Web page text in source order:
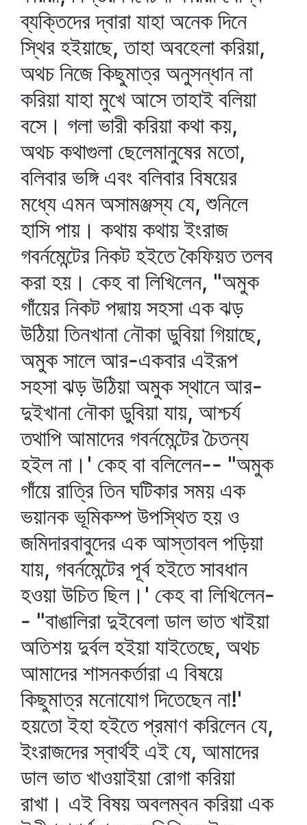
ব্যক্তিদের দ্বারা যাহা অনেক দিনে
স্থির হইয়াছে, তাহা অবহেলা করিয়া,
অথচ নিজে কিছুমাত্র অনুসন্ধান না
করিয়া যাহা মুখে আসে তাহাই বলিয়া
বসে। গলা ভারী করিয়া কথা কয়,
অথচ কথাগুলা ছেলেমানুষের মতো,
বলিবার ভঙ্গি এবং বলিবার বিষয়ের
মধ্যে এমন অসামঞ্জস্য যে, শুনিলে
হাসি পায়। কথায় কথায় ইংরাজ
গবর্নমেন্টের নিকট হইতে কৈফিয়ত তলব
করা হয়। কেহ বা লিখিলেন, "অমুক
গাঁয়ের নিকট পদ্মায় সহসা এক ঝড়
উঠিয়া তিনখানা নৌকা ডুবিয়া গিয়াছে,
অমুক সালে আর-একবার এইরূপ
সহসা ঝড় উঠিয়া অমুক স্থানে আর-
দুইখানা নৌকা ডুবিয়া যায়, আশ্চর্য
তথাপি আমাদের গবর্নমেন্টের চৈতন্য
হইল না।' কেহ বা বলিলেন-- "অমুক
গাঁয়ে রাত্রি তিন ঘটিকার সময় এক
ভয়ানক ভূমিকম্প উপস্থিত হয় ও
জমিদারবাবুদের এক আস্তাবল পড়িয়া
যায়, গবর্নমেন্টের পূর্ব হইতে সাবধান
হওয়া উচিত ছিল।' কেহ বা লিখিলেন-
- "বাঙালিরা দুইবেলা ডাল ভাত খাইয়া
অতিশয় দুর্বল হইয়া যাইতেছে, অথচ
আমাদের শাসনকর্তারা এ বিষয়ে
কিছুমাত্র মনোযোগ দিতেছেন না!'
হয়তো ইহা হইতে প্রমাণ করিলেন যে,
ইংরাজদের স্বার্থই এই যে, আমাদের
ডাল ভাত খাওয়াইয়া রোগা করিয়া
রাখা। এই বিষয় অবলম্বন করিয়া এক